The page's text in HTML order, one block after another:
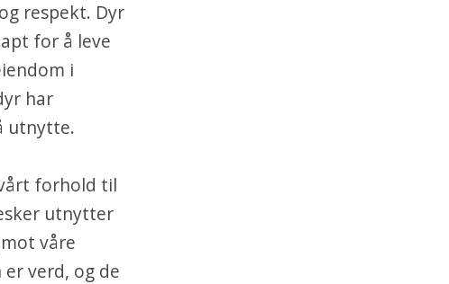
respekt. Dyr
for å leve
i
har
utnytte.
forhold til
utnytter
våre
verd, og de